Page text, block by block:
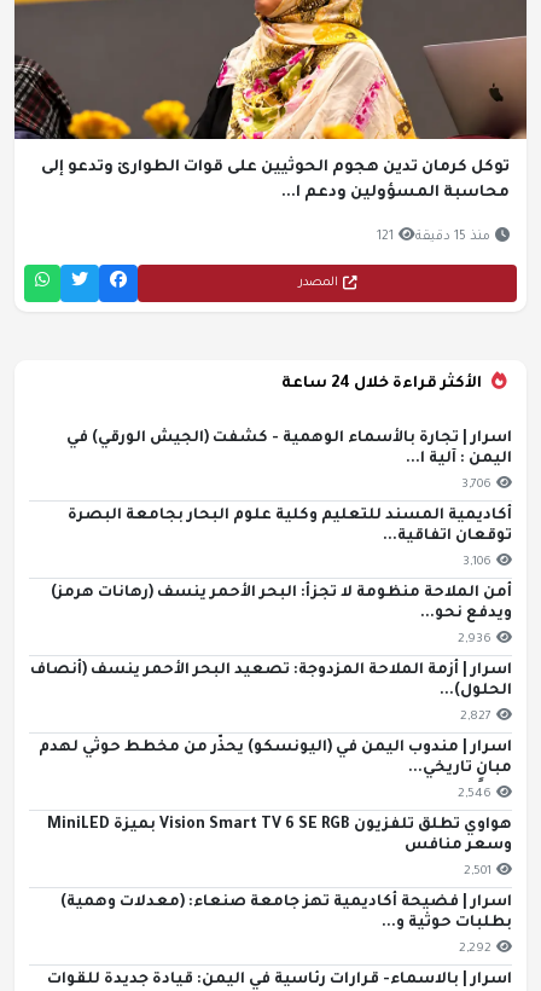
توكل كرمان تدين هجوم الحوثيين على قوات الطوارئ وتدعو إلى
محاسبة المسؤولين ودعم ا...
منذ 15 دقيقة 121
المصدر
الأكثر قراءة خلال 24 ساعة
اسرار | تجارة بالأسماء الوهمية - كشفت (الجيش الورقي) في
اليمن : آلية ا...
3,706
أكاديمية المسند للتعليم وكلية علوم البحار بجامعة البصرة
توقعان اتفاقية...
3,106
أمن الملاحة منظومة لا تجزأ: البحر الأحمر ينسف (رهانات هرمز)
ويدفع نحو...
2,936
اسرار | أزمة الملاحة المزدوجة: تصعيد البحر الأحمر ينسف (أنصاف
الحلول)...
2,827
اسرار | مندوب اليمن في (اليونسكو) يحذّر من مخطط حوثي لهدم
مبانٍ تاريخي...
2,546
هواوي تطلق تلفزيون Vision Smart TV 6 SE RGB بميزة MiniLED
وسعر منافس
2,501
اسرار | فضيحة أكاديمية تهز جامعة صنعاء: (معدلات وهمية)
بطلبات حوثية و...
2,292
اسرار | بالاسماء- قرارات رئاسية في اليمن: قيادة جديدة للقوات